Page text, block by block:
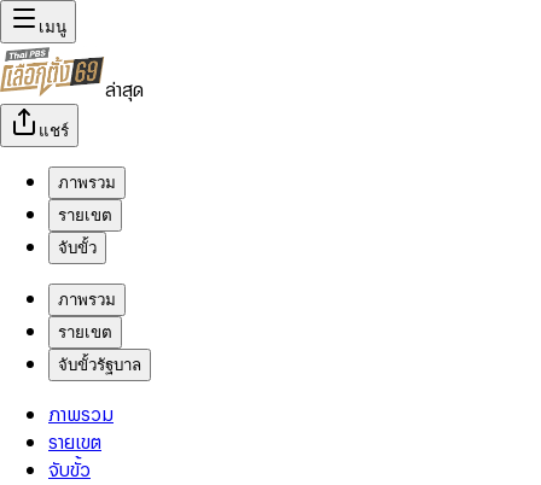
เมนู
ล่าสุด
แชร์
ภาพรวม
รายเขต
จับขั้ว
ภาพรวม
รายเขต
จับขั้วรัฐบาล
ภาพรวม
รายเขต
จับขั้ว